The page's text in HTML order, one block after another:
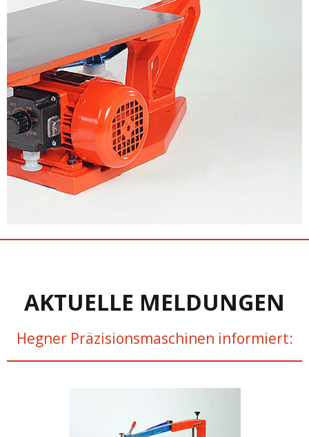
AKTUELLE MELDUNGEN
Hegner Präzisionsmaschinen informiert: